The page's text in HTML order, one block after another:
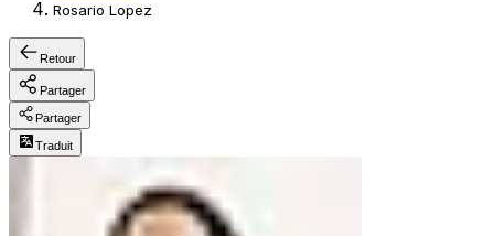
Rosario Lopez
Retour
Partager
Partager
Traduit